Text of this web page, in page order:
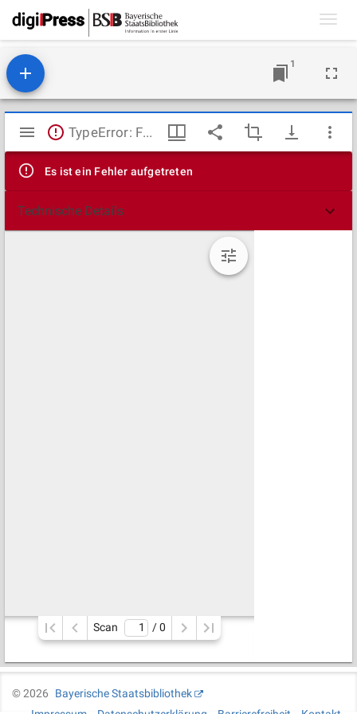
1
Mirador
Viewer
TypeError: Failed to fetch
Es ist ein Fehler aufgetreten
Technische Details
Scan / 0
©2026
Bayerische Staatsbibliothek